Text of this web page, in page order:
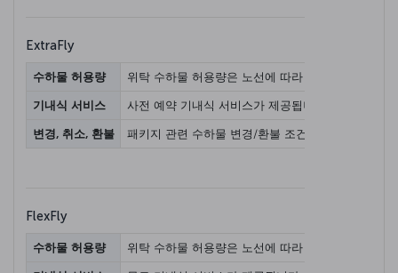
ExtraFly
수하물 허용량 위탁 수하물 허용량은 노선에 따라 다를 수 있습니
기내식 서비스 사전 예약 기내식 서비스가 제공됩니다.
변경, 취소, 환불 패키지 관련 수하물 변경/환불 조건은 항공권 노선
FlexFly
수하물 허용량 위탁 수하물 허용량은 노선에 따라 다를 수 있습니